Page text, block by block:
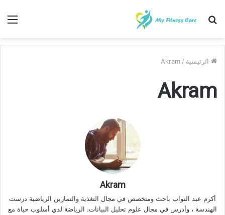
بحث
الرئيسية /
Akram
Akram
Akram
أكرم عبد التواب باحث ومتخصص في مجال التغذية والتمارين الرياضية درست
الهندسة ، وأدرس في مجال علوم تحليل البيانات. الرياضة لدي أسلوب حياة مع